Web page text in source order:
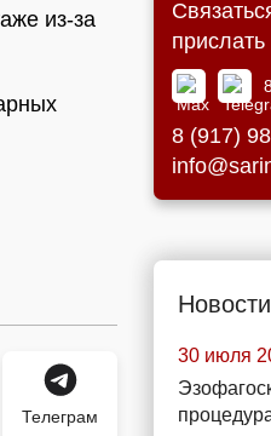
из-за
Телеграм
прислать
8 (917)
30 июля